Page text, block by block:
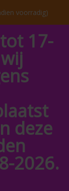
voorradig)
17-
deze
2026.